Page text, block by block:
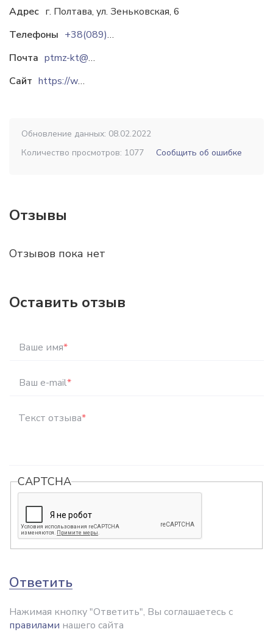
Адрес г. Полтава, ул. Зеньковская, 6
Телефоны
+38(089)420-21-01
Почта
ptmz-kt@nicmas.com
Сайт
https://www.ptmz-kt.com
Обновление данных: 08.02.2022
Количество просмотров: 1077
Сообщить об ошибке
Отзывы
Отзывов пока нет
Оставить отзыв
Ваше имя*
Ваш e-mail*
Текст отзыва*
CAPTCHA
Ответить
Нажимая кнопку "Ответить", Вы соглашаетесь с
правилами нашего сайта